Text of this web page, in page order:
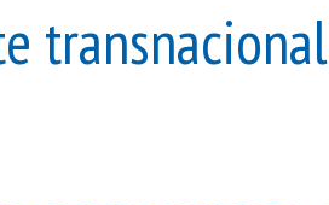
transnacional